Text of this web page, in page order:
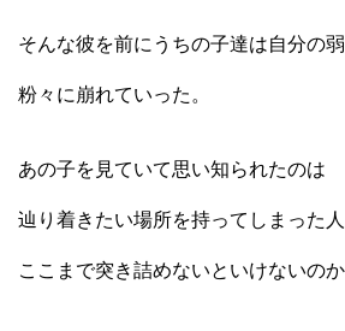
そんな彼を前にうちの子達は自分の
粉々に崩れていった。
あの子を見ていて思い知られたのは
辿り着きたい場所を持ってしまった
ここまで突き詰めないといけないのか